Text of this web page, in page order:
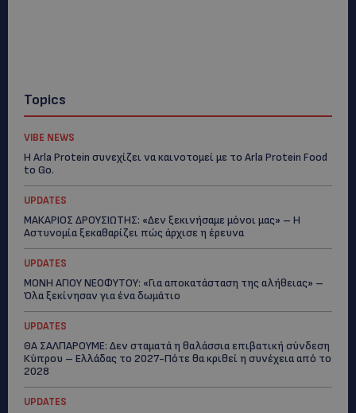
Topics
VIBE NEWS
Η Arla Protein συνεχίζει να καινοτομεί με το Arla Protein Food
to Go.
UPDATES
ΜΑΚΑΡΙΟΣ ΔΡΟΥΣΙΩΤΗΣ: «Δεν ξεκινήσαμε μόνοι μας» – Η
Αστυνομία ξεκαθαρίζει πώς άρχισε η έρευνα
UPDATES
ΜΟΝΗ ΑΓΙΟΥ ΝΕΟΦΥΤΟΥ: «Για αποκατάσταση της αλήθειας» –
Όλα ξεκίνησαν για ένα δωμάτιο
UPDATES
ΘΑ ΣΑΛΠΑΡΟΥΜΕ: Δεν σταματά η θαλάσσια επιβατική σύνδεση
Κύπρου – Ελλάδας το 2027-Πότε θα κριθεί η συνέχεια από το
2028
UPDATES